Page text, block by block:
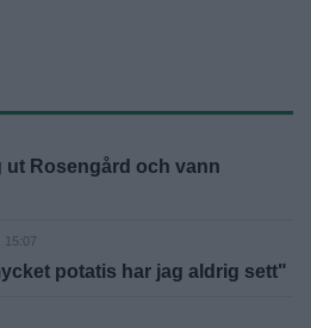
ut Rosengård och vann
15:07
potatis har jag aldrig sett"